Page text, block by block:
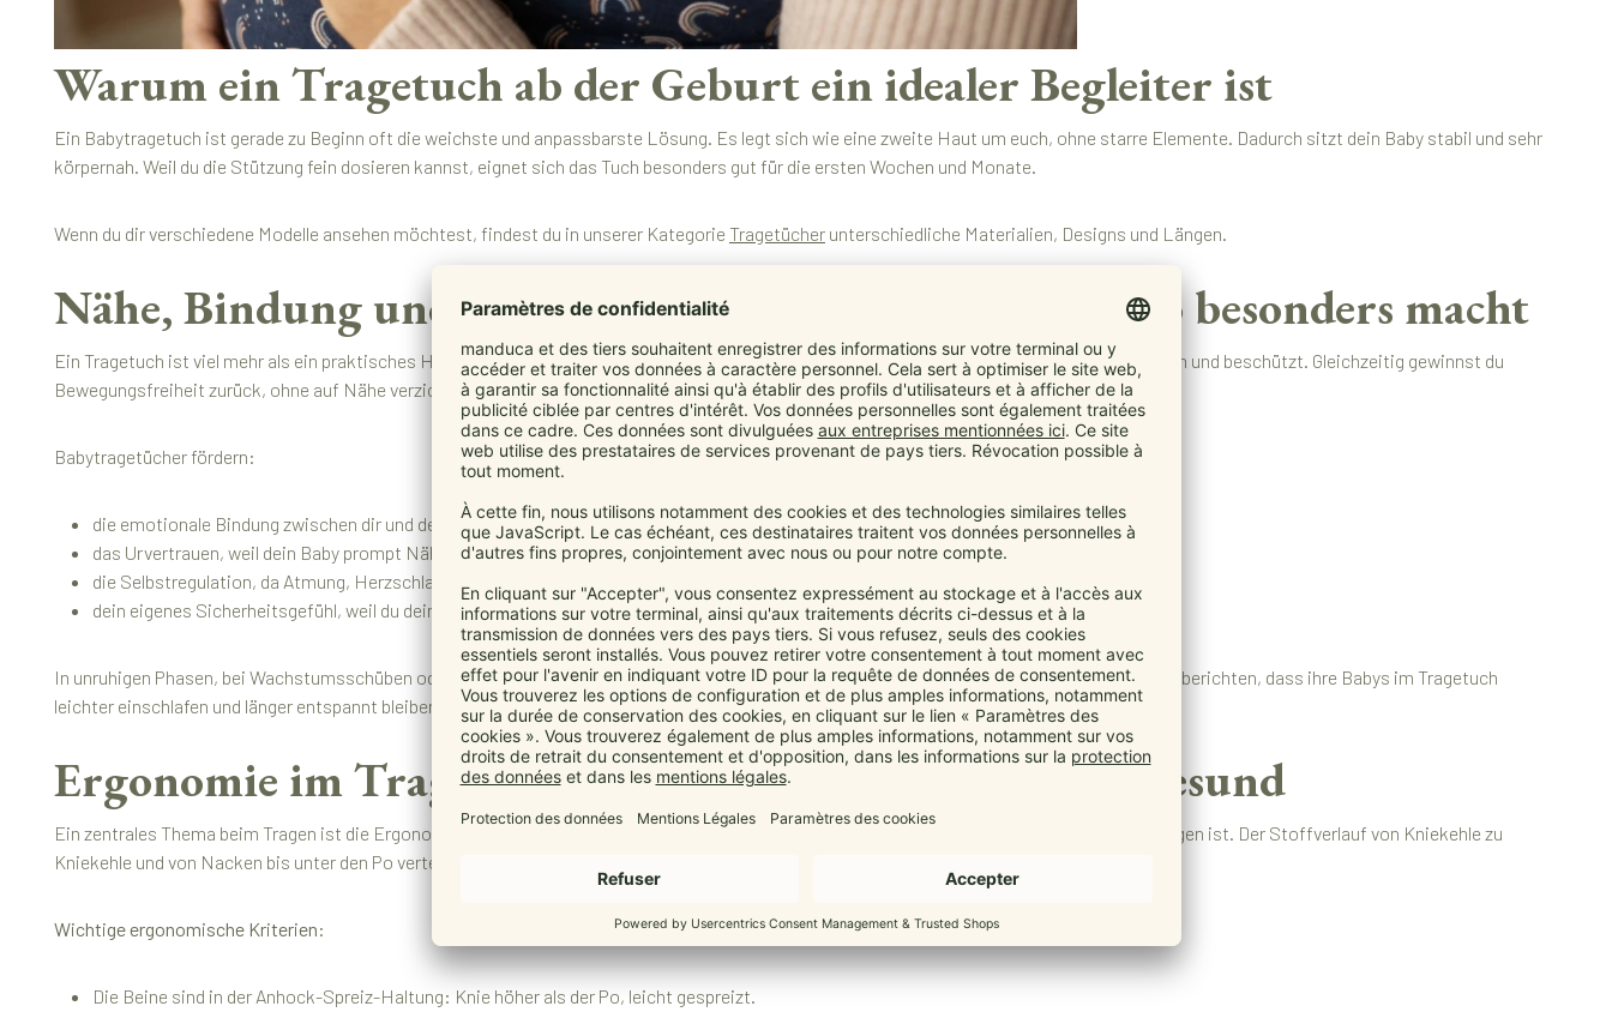
Warum ein Tragetuch ab der Geburt ein idealer Begleiter ist
Ein Babytragetuch ist gerade zu Beginn oft die weichste und anpassbarste Lösung. Es legt sich wie eine zweite Haut um euch, ohne starre Elemente. Dadurch sitzt dein Baby stabil und sehr
körpernah. Weil du die Stützung fein dosieren kannst, eignet sich das Tuch besonders gut für die ersten Wochen und Monate.
Wenn du dir verschiedene Modelle ansehen möchtest, findest du in unserer Kategorie Tragetücher unterschiedliche Materialien, Designs und Längen.
Nähe, Bindung und Sicherheit: Was Babytragetücher so besonders macht
Ein Tragetuch ist viel mehr als ein praktisches Hilfsmittel im Alltag. Es ist auch ein Bindungsinstrument. Dein Baby fühlt sich getragen, gehalten und beschützt. Gleichzeitig gewinnst du
Bewegungsfreiheit zurück, ohne auf Nähe verzichten zu müssen.
Babytragetücher fördern:
die emotionale Bindung zwischen dir und deinem Baby
das Urvertrauen, weil dein Baby prompt Nähe und Trost bekommt
die Selbstregulation, da Atmung, Herzschlag und Temperatur vom Körperkontakt profitieren
dein eigenes Sicherheitsgefühl, weil du dein Baby nah bei dir hast
In unruhigen Phasen, bei Wachstumsschüben oder in den Abendstunden hilft das Tuch vielen Familien, schneller zur Ruhe zu finden. Viele Eltern berichten, dass ihre Babys im Tragetuch
leichter einschlafen und länger entspannt bleiben.
Ergonomie im Tragetuch: So sitzt dein Baby wirklich gesund
Ein zentrales Thema beim Tragen ist die Ergonomie. Ein Tuch unterstützt dein Baby optimal, wenn es korrekt gebunden und fest genug angezogen ist. Der Stoffverlauf von Kniekehle zu
Kniekehle und von Nacken bis unter den Po verteilt das Gewicht gleichmäßig und schützt den noch unreifen Bewegungsapparat.
Wichtige ergonomische Kriterien:
Die Beine sind in der Anhock-Spreiz-Haltung: Knie höher als der Po, leicht gespreizt.